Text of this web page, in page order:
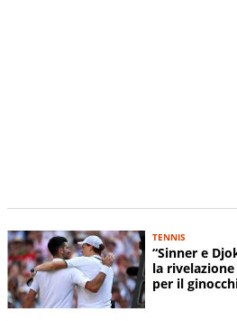
TENNIS
“Sinner e
la
per il